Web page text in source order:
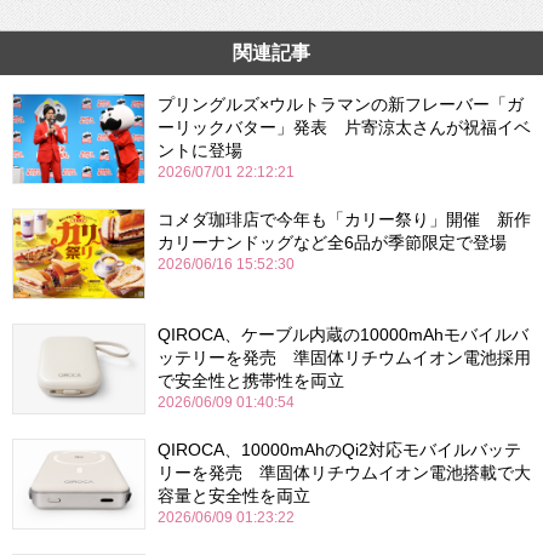
関連記事
プリングルズ×ウルトラマンの新フレーバー「ガ
ーリックバター」発表 片寄涼太さんが祝福イベ
ントに登場
2026/07/01 22:12:21
コメダ珈琲店で今年も「カリー祭り」開催 新作
カリーナンドッグなど全6品が季節限定で登場
2026/06/16 15:52:30
QIROCA、ケーブル内蔵の10000mAhモバイルバ
ッテリーを発売 準固体リチウムイオン電池採用
で安全性と携帯性を両立
2026/06/09 01:40:54
QIROCA、10000mAhのQi2対応モバイルバッテ
リーを発売 準固体リチウムイオン電池搭載で大
容量と安全性を両立
2026/06/09 01:23:22